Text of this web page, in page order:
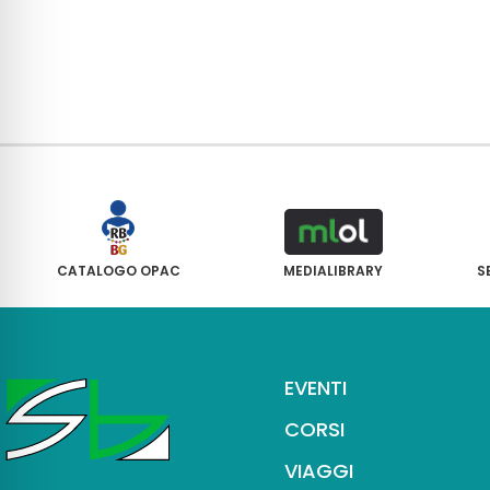
CATALOGO OPAC MEDIALIBRARY
EVENTI
CORSI
VIAGGI